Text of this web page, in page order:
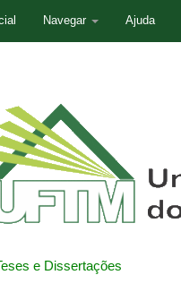
Navegar Ajuda
e Dissertações